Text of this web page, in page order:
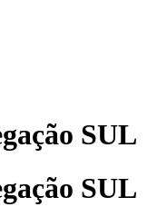
SUL
SUL